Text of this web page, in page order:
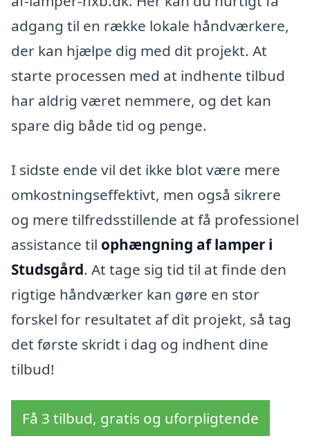
adgang til en række lokale håndværkere,
der kan hjælpe dig med dit projekt. At
starte processen med at indhente tilbud
har aldrig været nemmere, og det kan
spare dig både tid og penge.
I sidste ende vil det ikke blot være mere
omkostningseffektivt, men også sikrere
og mere tilfredsstillende at få professionel
assistance til ophængning af lamper i
Studsgård. At tage sig tid til at finde den
rigtige håndværker kan gøre en stor
forskel for resultatet af dit projekt, så tag
det første skridt i dag og indhent dine
tilbud!
Få 3 tilbud, gratis og uforpligtende